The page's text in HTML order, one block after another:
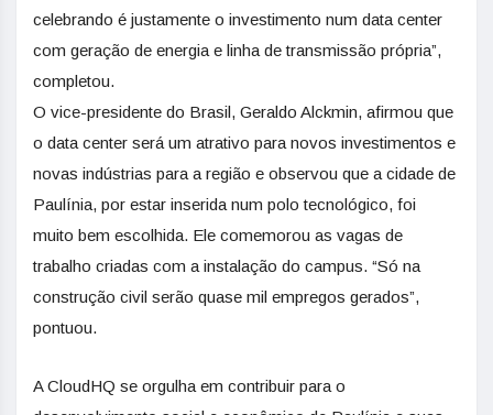
celebrando é justamente o investimento num data center
com geração de energia e linha de transmissão própria”,
completou.
O vice-presidente do Brasil, Geraldo Alckmin, afirmou que
o data center será um atrativo para novos investimentos e
novas indústrias para a região e observou que a cidade de
Paulínia, por estar inserida num polo tecnológico, foi
muito bem escolhida. Ele comemorou as vagas de
trabalho criadas com a instalação do campus. “Só na
construção civil serão quase mil empregos gerados”,
pontuou.
A CloudHQ se orgulha em contribuir para o